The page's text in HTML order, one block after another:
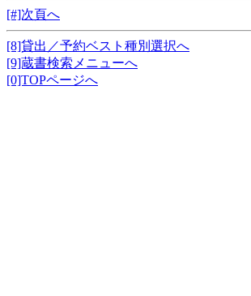
[#]次頁へ
[8]貸出／予約ベスト種別選択へ
[9]蔵書検索メニューへ
[0]TOPページへ